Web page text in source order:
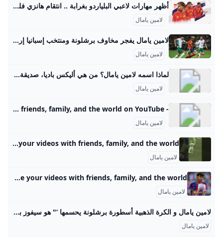
أظهر مهارات لاعبي البلياردو بغرابة .. انتقام هانزي فليك من لامين يامال أتى على الطريقة البلغارية! العربية Goal.com ‘بطريقة تليق ببطل أوروبا “يورو 2024”، افتتح المنتخب الإسباني مشواره في التصفيات الأوروبية المؤهلة لكأس العالم 2026 بالفوز أمام بلغاريا بثلاثية نظيفة.’
لامين يامال
لامين يامال يفجر مخاوف برشلونة ومنتخب إسبانيا إرم نيوز غادر لامين يامال نجم برشلونة مباراة منتخب إسبانيا أمام بلغاريا في التصفيات المؤهلة لكأس العالم، بعدما شعر بآلام في الظهر، ما أثار القلق داخل النادي ال غير مقتنع به.. أولى ضحايا جيسوس في النصر السعودي 3 أسباب حقيقية.. ما سر رفض النجوم عروض النصر والهلال المغرية؟ يلقب بالجوهرة.. من هو “حلم الهلال” الذي منح غوارديولا هدية عظيمة؟ محمد صلاح الجديد.. 10 “جواهر” تشعل الدوري الإنجليزي من نحنتواصل معناأعلن معناسياسة الخصوصيةشروط الإستخدام جميع الحقوق محفوظة © 2024 شركة إرم ميديا - Erem Media FZ LLC
لامين يامال
لماذا اسمه لامين يامال؟ من هي أليكس باديا، صديقة لامين يامال التي خطفت الأنظار في نهائي اليورو؟Jul 18, 2024
لامين يامال
- YouTube Enjoy the videos and music you love, upload original content, and share it all with friends, family, and the world on YouTube.
لامين يامال
Lamine Yamal - YouTube Share your videos with friends, family, and the world
لامين يامال
Lamine Yamal - YouTube Share your videos with friends, family, and the world
لامين يامال
لامين يامال و الكرة الذهبية أسطورة برشلونة يحسمها ‘" هو سيفوز بها. متى وكيف، عليه أن يقرر ذلك , عليه أن يسلك طريقه الخاص. ألا يقارن نفسه بآخر. أنا لا أحب المقارنات، ولا أحب أيضاً أن يقارنني أحد بغيري , الطريق’ نشرت بواسطة: منصور أحمد 469 زيارة شارك المقال مع الأصدقاء — “لامين سيفوز بالكرة الذهبية متى شاء” … المهاجم السابق نصح نجم برشلونة الشاب باتباع طريقه الخاص للوصول إلى القمة، وهو واثق من أن حياته الخاصة لن تؤثر عليه في مسيرته.
لامين يامال